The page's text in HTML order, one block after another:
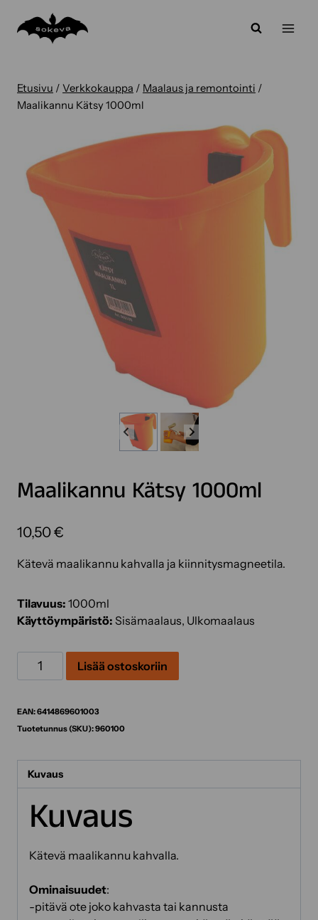
sisältöön
Etusivu / Verkkokauppa / Maalaus ja remontointi /
Maalikannu Kätsy 1000ml
Maalikannu Kätsy 1000ml
10,50€
Kätevä maalikannu kahvalla ja kiinnitysmagneetila.
Tilavuus: 1000ml
Käyttöympäristö: Sisämaalaus, Ulkomaalaus
Maalikannu
Kätsy
määrä
Lisää ostoskoriin
EAN:6414869601003
Tuotetunnus (SKU):960100
Kuvaus
Kuvaus
Kätevä maalikannu kahvalla.
Ominaisuudet:
-pitävä ote joko kahvasta tai kannusta